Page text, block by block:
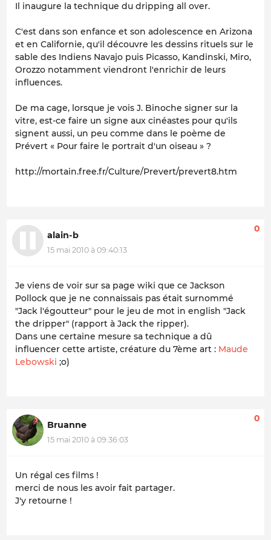
Il inaugure la technique du dripping all over.
C'est dans son enfance et son adolescence en Arizona
et en Californie, qu'il découvre les dessins rituels sur le
sable des Indiens Navajo puis Picasso, Kandinski, Miro,
Orozzo notamment viendront l'enrichir de leurs
influences.
De ma cage, lorsque je vois J. Binoche signer sur la
vitre, est-ce faire un signe aux cinéastes pour qu'ils
signent aussi, un peu comme dans le poème de
Prévert « Pour faire le portrait d'un oiseau » ?
http://mortain.free.fr/Culture/Prevert/prevert8.htm
alain-b
15 mai 2010 à 09:40:13
0
Je viens de voir sur sa page wiki que ce Jackson
Pollock que je ne connaissais pas était surnommé
"Jack l'égoutteur" pour le jeu de mot in english "Jack
the dripper" (rapport à Jack the ripper).
Dans une certaine mesure sa technique a dû
influencer cette artiste, créature du 7ème art : Maude
Lebowski ;o)
Bruanne
15 mai 2010 à 09:36:03
0
Un régal ces films !
merci de nous les avoir fait partager.
J'y retourne !